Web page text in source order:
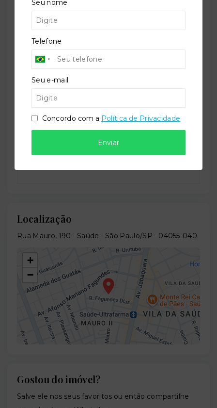
Residencial
Situação:
Em construção
Localização
Rua Mauro, 190 - Saúde - São Paulo/SP - 04055-040
+
−
Gostou do imóvel?
Salve ele nos seus favoritos ou então compartilhe
Seu nome
Telefone
Seu e-mail
Concordo com a Política de Privacidade
Enviar